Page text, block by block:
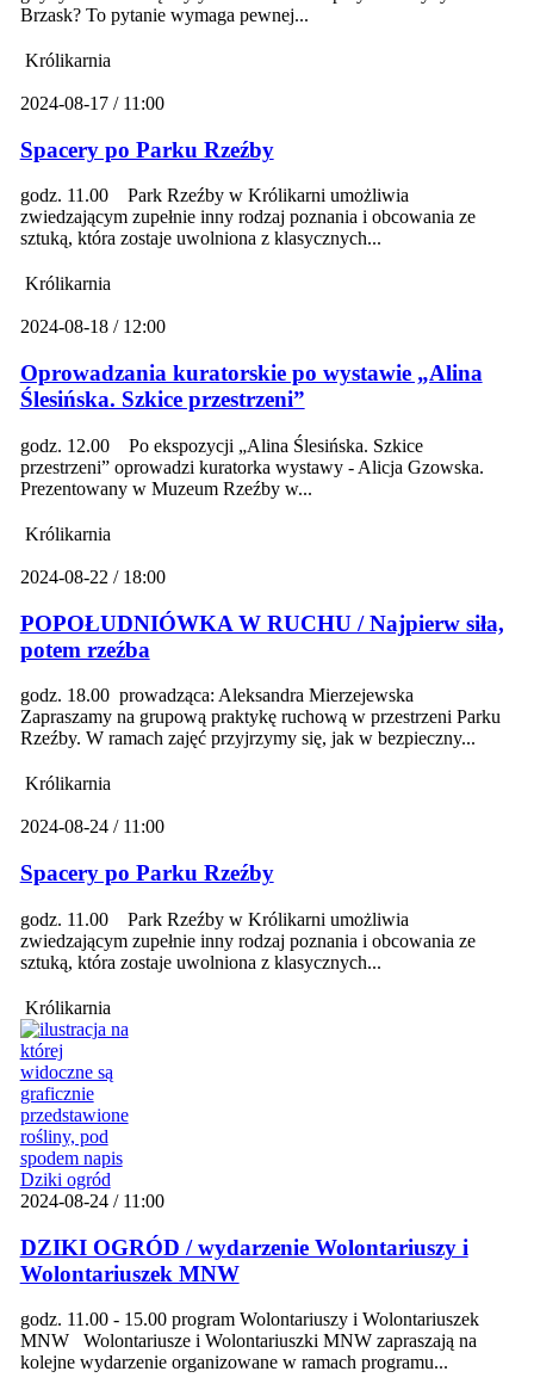
Brzask? To pytanie wymaga pewnej...
Królikarnia
2024-08-17 / 11:00
Spacery po Parku Rzeźby
godz. 11.00 Park Rzeźby w Królikarni umożliwia
zwiedzającym zupełnie inny rodzaj poznania i obcowania ze
sztuką, która zostaje uwolniona z klasycznych...
Królikarnia
2024-08-18 / 12:00
Oprowadzania kuratorskie po wystawie „Alina
Ślesińska. Szkice przestrzeni”
godz. 12.00 Po ekspozycji „Alina Ślesińska. Szkice
przestrzeni” oprowadzi kuratorka wystawy - Alicja Gzowska.
Prezentowany w Muzeum Rzeźby w...
Królikarnia
2024-08-22 / 18:00
POPOŁUDNIÓWKA W RUCHU / Najpierw siła,
potem rzeźba
godz. 18.00 prowadząca: Aleksandra Mierzejewska
Zapraszamy na grupową praktykę ruchową w przestrzeni Parku
Rzeźby. W ramach zajęć przyjrzymy się, jak w bezpieczny...
Królikarnia
2024-08-24 / 11:00
Spacery po Parku Rzeźby
godz. 11.00 Park Rzeźby w Królikarni umożliwia
zwiedzającym zupełnie inny rodzaj poznania i obcowania ze
sztuką, która zostaje uwolniona z klasycznych...
Królikarnia
2024-08-24 / 11:00
DZIKI OGRÓD / wydarzenie Wolontariuszy i
Wolontariuszek MNW
godz. 11.00 - 15.00 program Wolontariuszy i Wolontariuszek
MNW Wolontariusze i Wolontariuszki MNW zapraszają na
kolejne wydarzenie organizowane w ramach programu...